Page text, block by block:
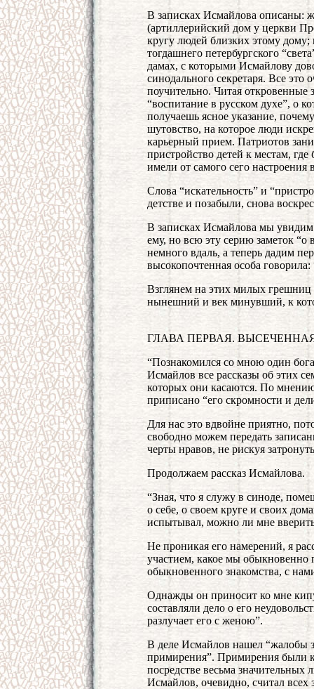
В записках Исмайлова описаны:
(артиллерийский дом у церкви
кругу людей близких этому дому;
тогдашнего петербургского
дамах, с которыми Исмайлову
синодального секретаря. Все
поучительно. Читая откровенные
“воспитание в русском духе”, о
получаешь ясное указание,
шутовство, на которое люди
карьерный прием. Патриотов
пристройство детей к местам,
имели от самого сего
Слова “искательность” и
детстве и позабыли, снова
В записках Исмайлова мы
ему, но всю эту серию заметок “о
немного вдаль, а теперь дадим
высокопочтенная особа
Взглянем на этих милых
нынешний и век минувший, к
ГЛАВА ПЕРВАЯ.
“Познакомился со мною один
Исмайлов все рассказы об этих
которых они касаются. По
приписано “его скромности и
Для нас это вдвойне приятно,
свободно можем передать
черты нравов, не рискуя
Продолжаем рассказ Исмайлова.
“Зная, что я служу в синоде,
о себе, о своем круге и своих
испытывал, можно ли мне
Не проникая его намерений, я
участием, какое мы
обыкновенного знакомства, с
Однажды он приносит ко мне
составляли дело о его
разлучает его с женою”.
В деле Исмайлов нашел “жалобы
примирения”. Примирения были
посредстве весьма значительных
Исмайлов, очевидно, считал всех